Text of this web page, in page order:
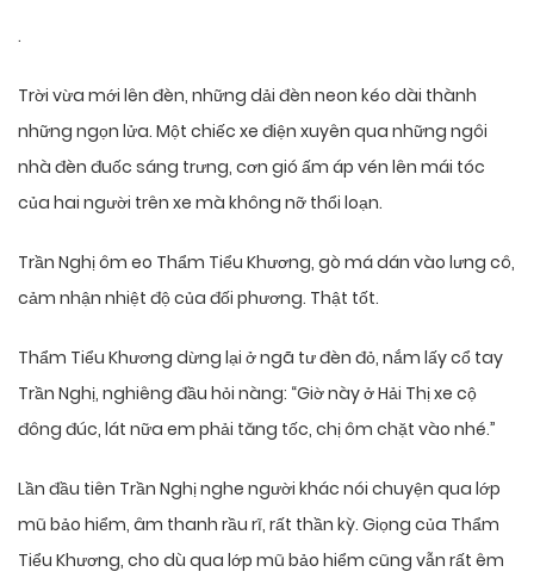
.
Trời vừa mới lên đèn, những dải đèn neon kéo dài thành
những ngọn lửa. Một chiếc xe điện xuyên qua những ngôi
nhà đèn đuốc sáng trưng, cơn gió ấm áp vén lên mái tóc
của hai người trên xe mà không nỡ thổi loạn.
Trần Nghị ôm eo Thẩm Tiểu Khương, gò má dán vào lưng cô,
cảm nhận nhiệt độ của đối phương. Thật tốt.
Thẩm Tiểu Khương dừng lại ở ngã tư đèn đỏ, nắm lấy cổ tay
Trần Nghị, nghiêng đầu hỏi nàng: “Giờ này ở Hải Thị xe cộ
đông đúc, lát nữa em phải tăng tốc, chị ôm chặt vào nhé.”
Lần đầu tiên Trần Nghị nghe người khác nói chuyện qua lớp
mũ bảo hiểm, âm thanh rầu rĩ, rất thần kỳ. Giọng của Thẩm
Tiểu Khương, cho dù qua lớp mũ bảo hiểm cũng vẫn rất êm